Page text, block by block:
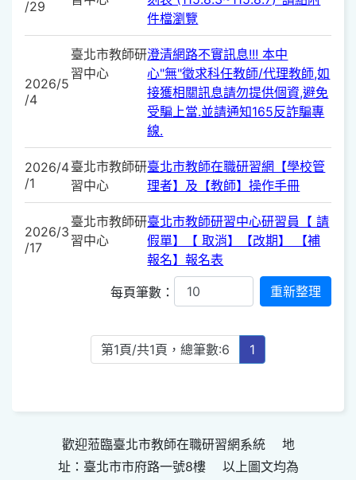
/29
件檔瀏覽
2026/5
/4
臺北市教師研
習中心
澄清網路不實訊息!!! 本中
心"無"徵求科任教師/代理教師,如
接獲相關訊息請勿提供個資,避免
受騙上當.並請通知165反詐騙專
線.
2026/4
/1
臺北市教師研
習中心
臺北市教師在職研習網【學校管
理者】及【教師】操作手冊
2026/3
/17
臺北市教師研
習中心
臺北市教師研習中心研習員【 請
假單】【 取消】【改期】 【補
報名】報名表
每頁筆數：
第1頁/共1頁，總筆數:6 1
歡迎蒞臨臺北市教師在職研習網系統 地
址：臺北市市府路一號8樓 以上圖文均為